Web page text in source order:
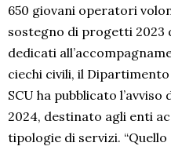
650 giovani operatori
sostegno di progetti 2023
dedicati
ciechi civili, il
SCU ha pubblicato
2024, destinato agli enti
tipologie di servizi.